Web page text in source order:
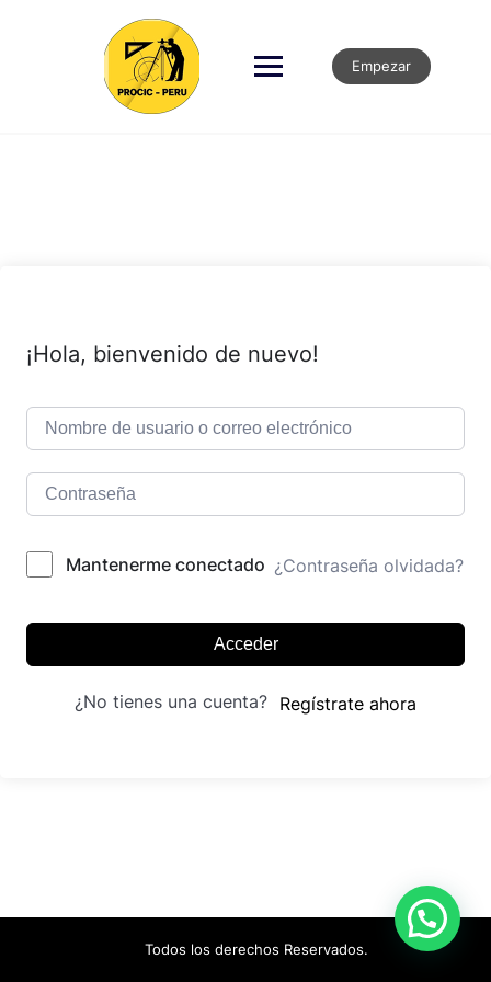
Empezar
¡Hola, bienvenido de nuevo!
Mantenerme conectado ¿Contraseña olvidada?
Acceder
¿No tienes una cuenta? Regístrate ahora
Todos los derechos Reservados.